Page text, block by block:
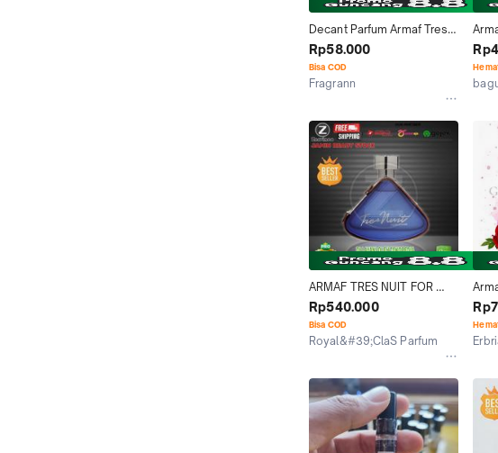
Decant Parfum Armaf Tres
Nuit Lyric EDP
Rp58.000
Bisa COD
Fragrann
ARMAF TRES NUIT FOR
MEN EDT 100ML
Rp540.000
Bisa COD
Royal&#39;ClaS Parfum
100